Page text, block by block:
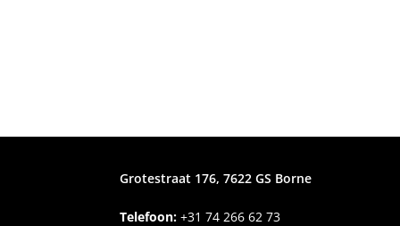
Grotestraat 176, 7622 GS Borne
Telefoon: +3174 266 62 73